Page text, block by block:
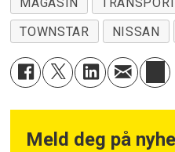
TOWNSTAR
NISSAN
Meld deg på